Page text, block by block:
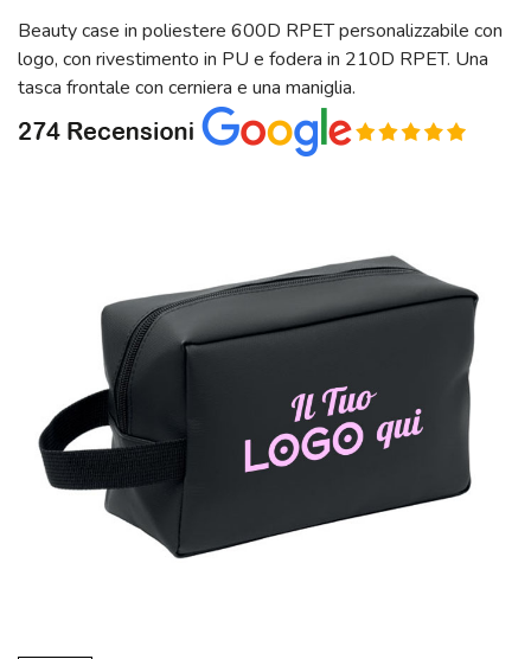
Beauty case in poliestere 600D RPET personalizzabile con
logo, con rivestimento in PU e fodera in 210D RPET. Una
tasca frontale con cerniera e una maniglia.